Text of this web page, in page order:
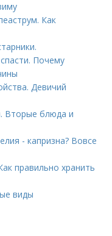
Как
Почему
Девичий
Вторые блюда и
- капризна? Вовсе
правильно хранить
виды